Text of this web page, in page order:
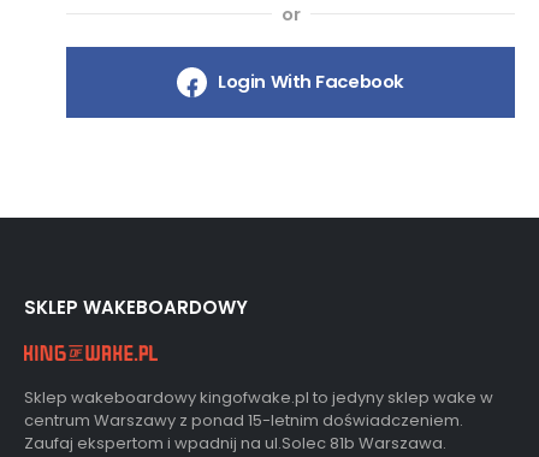
or
Login With Facebook
SKLEP WAKEBOARDOWY
Sklep wakeboardowy kingofwake.pl to jedyny sklep wake w
centrum Warszawy z ponad 15-letnim doświadczeniem.
Zaufaj ekspertom i wpadnij na ul.Solec 81b Warszawa.